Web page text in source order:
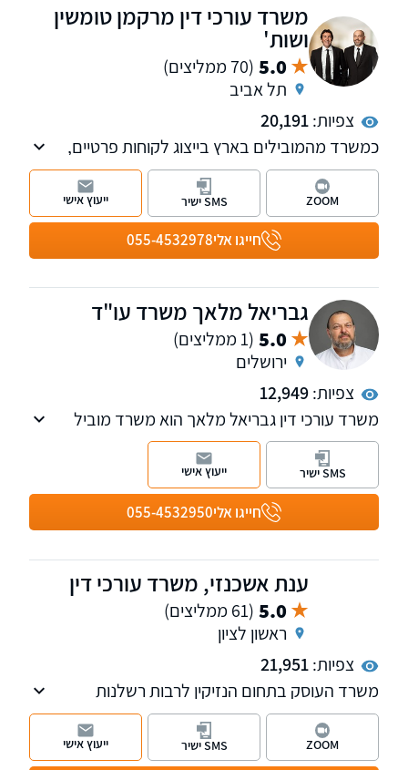
משרד עורכי דין מרקמן טומשין
ושות'
5.0 (70 ממליצים)
תל אביב
צפיות:20,191
כמשרד מהמובילים בארץ בייצוג לקוחות פרטיים,
אנחנו מטפלים בתחומי נזקי הגוף, ביטוח לאומי,
פטור ממס, רשלנות רפואית, נכי צה"ל ותאונות
דרכים.
לרשותכם 11 סניפים של המשרד ברחבי הארץ:
בחיפה, ראש פינה, טבריה, עפולה, פתח תקווה, תל
למי שמעוניין, אנחנו מאפשרים פתיחת תיקים גם
בטלפון.
חייגו אלי055-4532978
ZOOM SMS ישיר ייעוץ אישי
גבריאל מלאך משרד עו"ד
5.0 (1 ממליצים)
ירושלים
צפיות:12,949
משרד עורכי דין גבריאל מלאך הוא משרד מוביל
בעל ניסיון של למעלה מ-25 בתחום נזקי הגוף.
למשרד מספר שלוחות: ירושלים, רחובות, אשדוד,
בני ברק וביתר עלית.
חייגו אלי055-4532950
SMS ישיר ייעוץ אישי
ענת אשכנזי, משרד עורכי דין
5.0 (61 ממליצים)
ראשון לציון
צפיות:21,951
משרד העוסק בתחום הנזיקין לרבות רשלנות
רפואית, תאונות דרכים, נזקי גוף, תביעות כנגד
משרד הביטחון, תאונות עבודה, נזקי רכוש, ביטוח
וסיעוד ועוד. למשרד שלוחות בראשון לציון
ZOOM SMS ישיר ייעוץ אישי